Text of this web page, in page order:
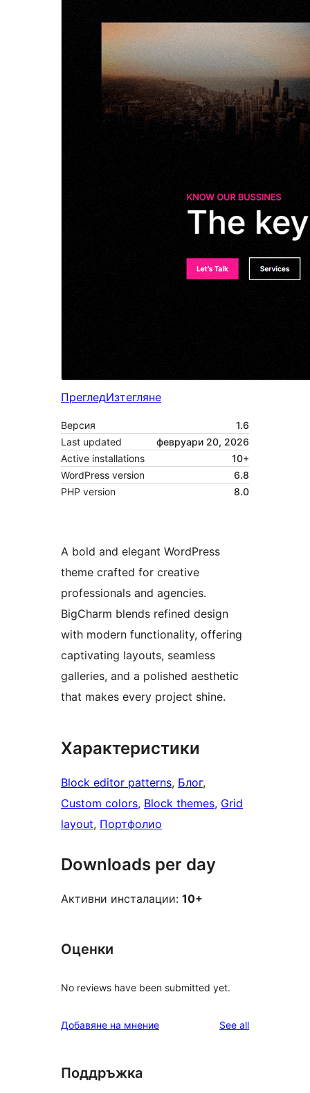
ПрегледИзтегляне
Версия
1.6
Last updated
февруари 20, 2026
Active installations
10+
WordPress version
6.8
PHP version
8.0
A bold and elegant WordPress
theme crafted for creative
professionals and agencies.
BigCharm blends refined design
with modern functionality, offering
captivating layouts, seamless
galleries, and a polished aesthetic
that makes every project shine.
Характеристики
Block editor patterns, Блог
Custom colors, Block themes, Grid
layout, Портфолио
Downloads per day
Активни инсталации: 10+
Оценки
No reviews have been submitted yet.
Добавяне на мнение See allreviews
Поддръжка